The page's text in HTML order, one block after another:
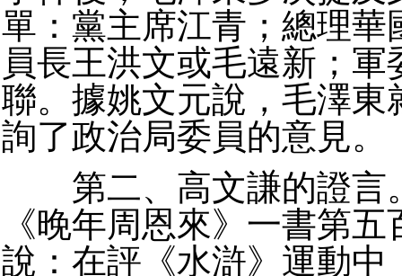
單：黨主席江青；總理華
員長王洪文或毛遠新；軍
聯。據姚文元說，毛澤東
詢了政治局委員的意見。
第二、高文謙的證言
《晚年周恩來》一書第
說：在評《水滸》運動中